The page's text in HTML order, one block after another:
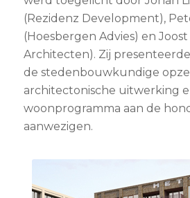
(Rezidenz Development),
(Hoesbergen Advies) en
Architecten). Zij
de stedenbouwkundige
architectonische uitwerking
woonprogramma aan de
aanwezigen.